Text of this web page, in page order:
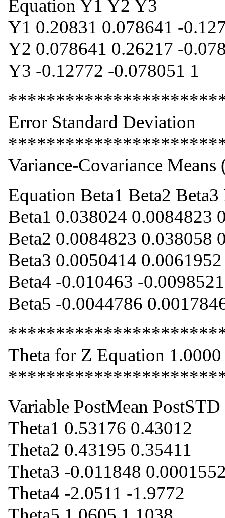
Equation Y1 Y2 Y3
Y1 0.20831 0.078641 -
Y2 0.078641 0.26217 -
Y3 -0.12772 -0.078051 1
Error Standard Deviation
Variance-Covariance Means
Equation Beta1 Beta2 Beta3
Beta1 0.038024 0.0084823
Beta2 0.0084823 0.038058
Beta3 0.0050414
Beta4 -0.010463 -
Beta5 -0.0044786
Theta for Z Equation 1.0000
Variable PostMean PostSTD
Theta1 0.53176 0.43012
Theta2 0.43195 0.35411
Theta3 -0.011848
Theta4 -2.0511 -1.9772